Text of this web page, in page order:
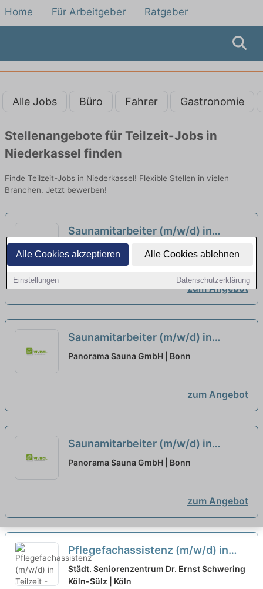
Alle Cookies akzeptieren Alle Cookies ablehnen
Einstellungen Datenschutzerklärung
Home Für Arbeitgeber Ratgeber
Alle Jobs Büro Fahrer Gastronomie
Stellenangebote für Teilzeit-Jobs in
Niederkassel finden
Finde Teilzeit-Jobs in Niederkassel! Flexible Stellen in vielen
Branchen. Jetzt bewerben!
Saunamitarbeiter (m/w/d) in
Teilzeitanstellung (85,5
Std./Monat)
Panorama Sauna GmbH | Bonn
zum Angebot
Saunamitarbeiter (m/w/d) in
Teilzeitanstellung (65 Std./Monat)
Panorama Sauna GmbH | Bonn
zum Angebot
Saunamitarbeiter (m/w/d) in
Teilzeitanstellung (52,5
Panorama Sauna GmbH | Bonn
zum Angebot
Pflegefachassistenz (m/w/d) in
Teilzeit - Motiviertes Team sucht
zuverlässigen Zuwachs!
Städt. Seniorenzentrum Dr. Ernst Schwering
Köln-Sülz | Köln